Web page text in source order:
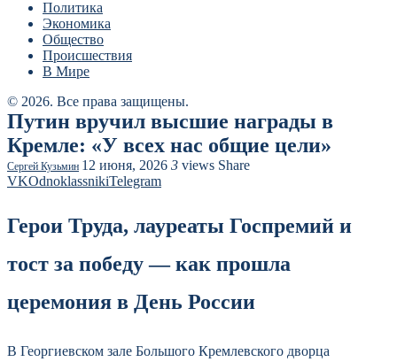
Политика
Экономика
Общество
Происшествия
В Мире
© 2026. Все права защищены.
Путин вручил высшие награды в
Кремле: «У всех нас общие цели»
Сергей Кузьмин 12 июня, 2026 3 views Share
VKOdnoklassnikiTelegram
Герои Труда, лауреаты Госпремий и
тост за победу — как прошла
церемония в День России
В Георгиевском зале Большого Кремлевского дворца